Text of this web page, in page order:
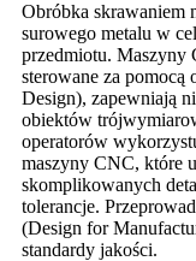
Obróbka skrawaniem
surowego metalu w
przedmiotu. Maszyny
sterowane za
Design), zapewniają
obiektów
operatorów
maszyny CNC, które
skomplikowanych
tolerancje.
(Design for
standardy jakości.